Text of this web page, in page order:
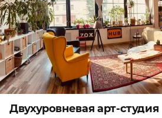
Двухуровневая арт-студия